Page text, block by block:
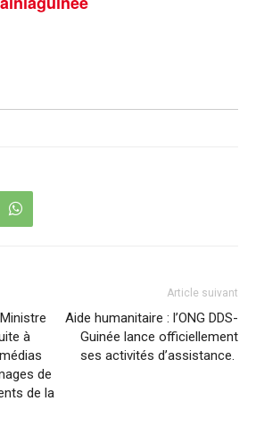
à
de
de la
Article suivant
Aide humanitaire : l’ONG DDS-
Guinée lance officiellement
ses activités d’assistance.